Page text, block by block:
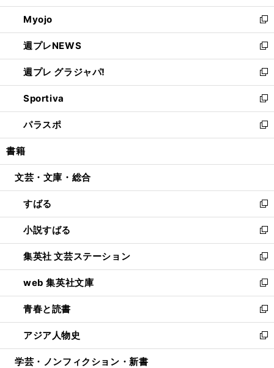
開
く
ウ
で
開
く
ン
ド
ウ
で
開
く
ウ
ィ
ン
ド
ウ
で
開
く
Myojo
新
し
い
ウ
ィ
ン
ド
ウ
で
開
週プレNEWS
新
し
い
ウ
ィ
ン
ド
ウ
開
週プレ グラジャパ!
新
し
い
ウ
ィ
ン
ウ
開
く
Sportiva
新
し
い
ウ
ン
ウ
で
開
く
パラスポ
新
し
ウ
ン
ド
ウ
で
開
く
書籍
文芸・文庫・総合
すばる
新
し
い
ウ
ィ
ン
ド
ウ
で
開
く
小説すばる
新
し
い
ウ
ィ
ン
ド
ウ
で
開
集英社 文芸ステーション
新
し
い
ウ
ィ
ン
ド
ウ
web 集英社文庫
新
し
い
ウ
ィ
ン
青春と読書
新
し
い
ウ
アジア人物史
新
し
学芸・ノンフィクション・新書